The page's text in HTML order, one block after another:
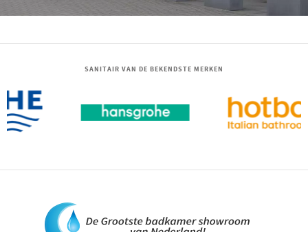
SANITAIR VAN DE BEKENDSTE MERKEN